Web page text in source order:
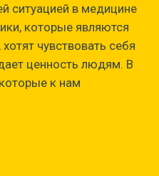
ситуацией в медицине
которые являются
чувствовать себя
ценность людям. В
к нам